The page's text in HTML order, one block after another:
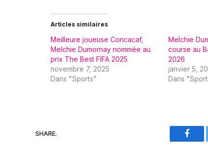
Articles similaires
Meilleure joueuse Concacaf,
Melchie Dumornay nommée au
prix The Best FIFA 2025
novembre 7, 2025
Dans "Sports"
Melchie
course au
2026
janvier 5,
Dans
SHARE.